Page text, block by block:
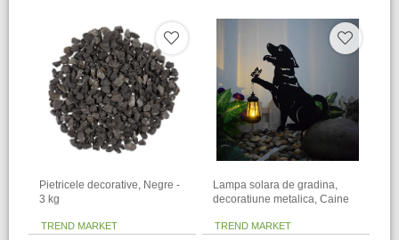
Pietricele decorative, Negre -
3 kg
TREND MARKET
Lampa solara de gradina,
decoratiune metalica, Caine
TREND MARKET